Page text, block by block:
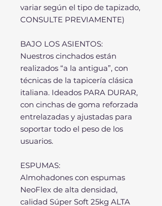
variar según el tipo de tapizado,
CONSULTE PREVIAMENTE)
BAJO LOS ASIENTOS:
Nuestros cinchados están
realizados “a la antigua”, con
técnicas de la tapicería clásica
italiana. Ideados PARA DURAR,
con cinchas de goma reforzada
entrelazadas y ajustadas para
soportar todo el peso de los
usuarios.
ESPUMAS:
Almohadones con espumas
NeoFlex de alta densidad,
calidad Súper Soft 25kg ALTA